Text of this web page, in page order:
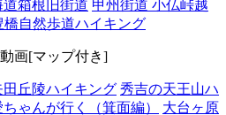
道箱根旧街道 甲州街道 小仏峠越
橋自然歩道ハイキング
画[マップ付き]
田丘陵ハイキング 秀吉の天王山ハ
ゃんが行く（箕面編）
大台ヶ原